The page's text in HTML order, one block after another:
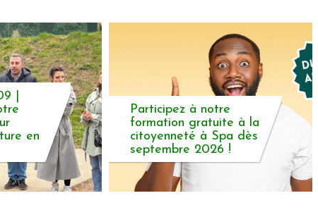
|
en
Participez à notre
formation gratuite à la
citoyenneté à Spa dès
septembre 2026 !